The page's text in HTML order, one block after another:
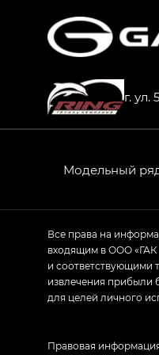
г.
Модельный
Все права на
входящим в ООО «ГАК
и соответствующими
извлечения прибыли
для целей личного
Правовая